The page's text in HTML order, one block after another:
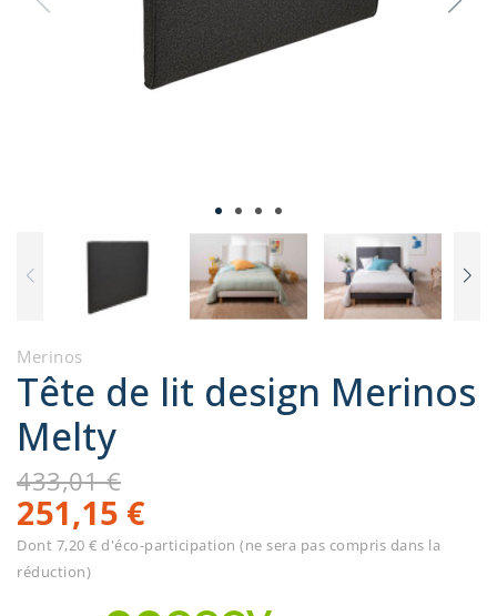
Merinos
Tête de lit design Merinos
Melty
433,01 €
251,15 €
Dont 7,20 € d'éco-participation (ne sera pas compris dans la
réduction)